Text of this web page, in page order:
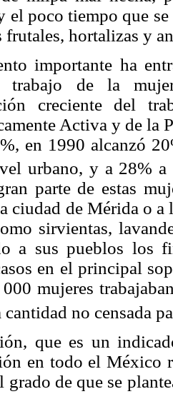
el poco tiempo que
frutales, hortalizas y
importante ha
trabajo de la
creciente del
Activa y de la
en 1990 alcanzó
urbano, y a 28%
parte de estas
ciudad de Mérida o a
sirvientas,
a sus pueblos los
en el principal
mujeres
cantidad no censada
que es un
en todo el México
grado de que se